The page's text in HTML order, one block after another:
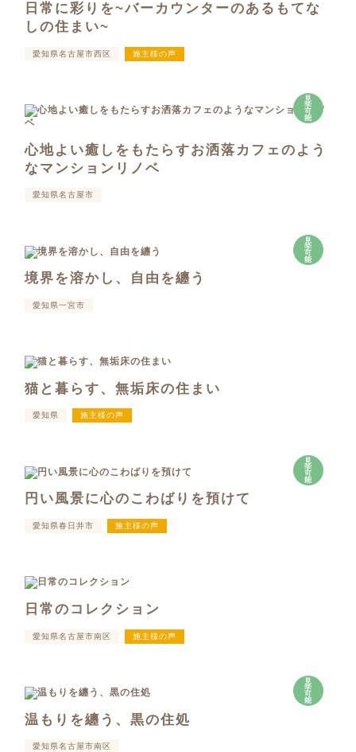
日常に彩りを~バーカウンターのあるもてな
しの住まい~
愛知県名古屋市西区 施主様の声
見
学
可
能
心地よい癒しをもたらすお洒落カフェのよう
なマンションリノベ
愛知県名古屋市
見
学
可
能
境界を溶かし、自由を纏う
愛知県一宮市
猫と暮らす、無垢床の住まい
愛知県 施主様の声
見
学
可
能
円い風景に心のこわばりを預けて
愛知県春日井市 施主様の声
日常のコレクション
愛知県名古屋市南区 施主様の声
見
学
可
能
温もりを纏う、黒の住処
愛知県名古屋市南区